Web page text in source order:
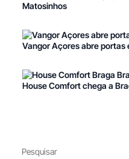
Matosinhos
Vangor Açores abre portas
House Comfort chega a